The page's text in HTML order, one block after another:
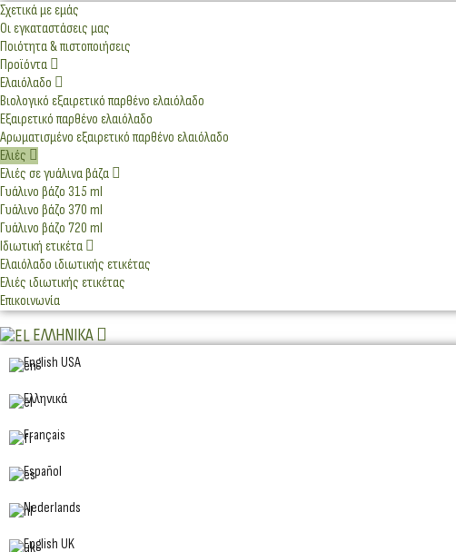
Σχετικά με εμάς
Οι εγκαταστάσεις μας
Ποιότητα & πιστοποιήσεις
Προϊόντα
Ελαιόλαδο
Βιολογικό εξαιρετικό παρθένο ελαιόλαδο
Εξαιρετικό παρθένο ελαιόλαδο
Αρωματισμένο εξαιρετικό παρθένο ελαιόλαδο
Ελιές
Ελιές σε γυάλινα βάζα
Γυάλινο βάζο 315 ml
Γυάλινο βάζο 370 ml
Γυάλινο βάζο 720 ml
Ιδιωτική ετικέτα
Ελαιόλαδο ιδιωτικής ετικέτας
Ελιές ιδιωτικής ετικέτας
Επικοινωνία
ΕΛΛΗΝΙΚΆ
English USA
Ελληνικά
Français
Español
Nederlands
English UK